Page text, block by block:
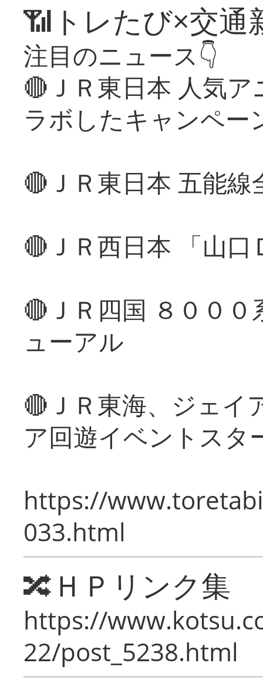
📶トレたび×交通
注目のニュース👇
🔴ＪＲ東日本 人気
ラボしたキャンペー
🔴ＪＲ東日本 五能
🔴ＪＲ西日本 「山
🔴ＪＲ四国 ８００
ューアル
🔴ＪＲ東海、ジェイ
ア回遊イベントスタ
https://
033.html
🔀ＨＰリンク集
https://
22/post_5238.html